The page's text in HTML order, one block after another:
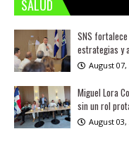
SALUD
SNS
estrategias y
August 07,
Miguel Lora
sin un rol
August 03,